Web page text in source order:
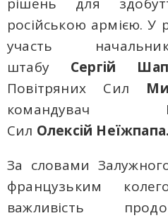
російською армією. У
участь
штабу Сергій
Повітряних Сил
командувач
Сил Олексій Неїжпапа.
За словами
французьким
важливість